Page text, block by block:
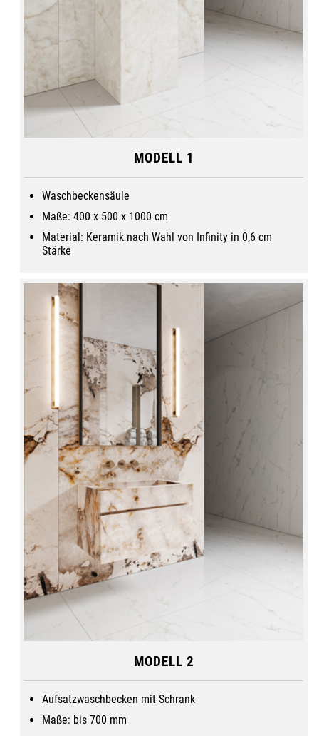
Metal Dark ME02
Ocean Blue OC
Orobico Luxe
Pietra Grey MB09
Plain Sawn
MB20
Sahara Noir
MB10
MODELL 1
Waschbeckensäule
Maße: 400 x 500 x 1000 cm
Material: Keramik nach Wahl von Infinity in 0,6 cm
Stärke
MODELL 2
Aufsatzwaschbecken mit Schrank
Maße: bis 700 mm